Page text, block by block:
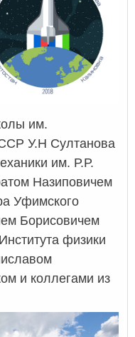
им.
У.Н Султанова
им. Р.Р.
Назиповичем
Уфимского
Борисовичем
физики
и коллегами из